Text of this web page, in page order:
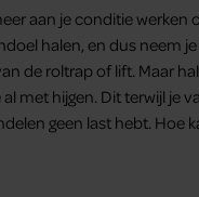
aan je conditie werken
halen, en dus neem
de roltrap of lift. Maar
al met hijgen. Dit terwijl je
geen last hebt. Hoe